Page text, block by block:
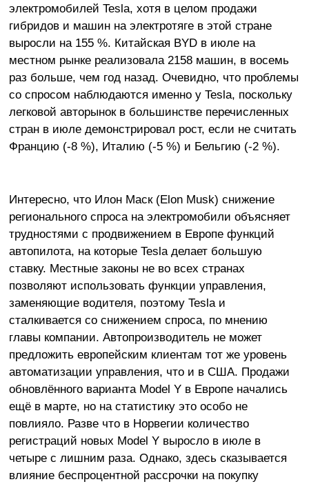
электромобилей Tesla, хотя в целом продажи
гибридов и машин на электротяге в этой стране
выросли на 155 %. Китайская BYD в июле на
местном рынке реализовала 2158 машин, в восемь
раз больше, чем год назад. Очевидно, что проблемы
со спросом наблюдаются именно у Tesla, поскольку
легковой авторынок в большинстве перечисленных
стран в июле демонстрировал рост, если не считать
Францию (-8 %), Италию (-5 %) и Бельгию (-2 %).
Интересно, что Илон Маск (Elon Musk) снижение
регионального спроса на электромобили объясняет
трудностями с продвижением в Европе функций
автопилота, на которые Tesla делает большую
ставку. Местные законы не во всех странах
позволяют использовать функции управления,
заменяющие водителя, поэтому Tesla и
сталкивается со снижением спроса, по мнению
главы компании. Автопроизводитель не может
предложить европейским клиентам тот же уровень
автоматизации управления, что и в США. Продажи
обновлённого варианта Model Y в Европе начались
ещё в марте, но на статистику это особо не
повлияло. Разве что в Норвегии количество
регистраций новых Model Y выросло в июле в
четыре с лишним раза. Однако, здесь сказывается
влияние беспроцентной рассрочки на покупку